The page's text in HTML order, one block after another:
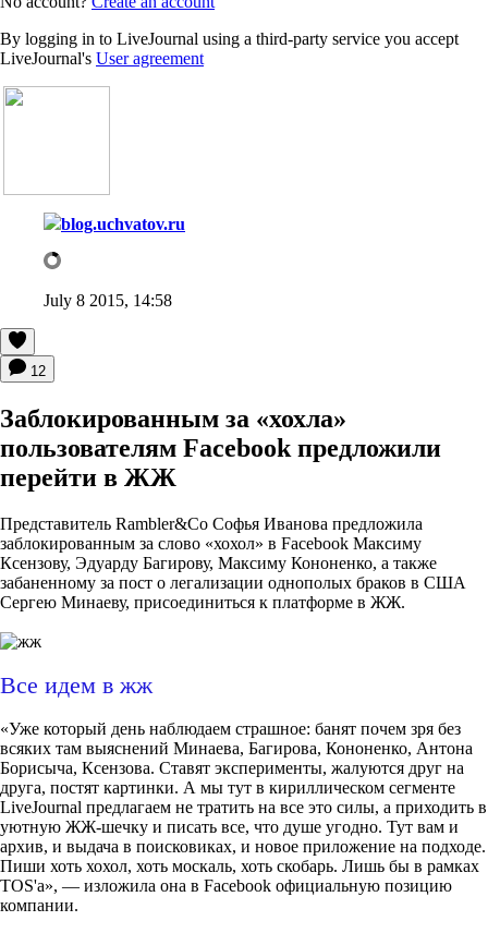
By logging in to LiveJournal using a third-party service you accept
LiveJournal's User agreement
blog.uchvatov.ru
July 8 2015, 14:58
12
Заблокированным за «хохла»
пользователям Facebook предложили
перейти в ЖЖ
Представитель Rambler&Co Софья Иванова предложила
заблокированным за слово «хохол» в Facebook Максиму
Ксензову, Эдуарду Багирову, Максиму Кононенко, а также
забаненному за пост о легализации однополых браков в США
Сергею Минаеву, присоединиться к платформе в ЖЖ.
Все идем в жж
«Уже который день наблюдаем страшное: банят почем зря без
всяких там выяснений Минаева, Багирова, Кононенко, Антона
Борисыча, Ксензова. Ставят эксперименты, жалуются друг на
друга, постят картинки. А мы тут в кириллическом сегменте
LiveJournal предлагаем не тратить на все это силы, а приходить в
уютную ЖЖ-шечку и писать все, что душе угодно. Тут вам и
архив, и выдача в поисковиках, и новое приложение на подходе.
Пиши хоть хохол, хоть москаль, хоть скобарь. Лишь бы в рамках
TOS'а», — изложила она в Facebook официальную позицию
компании.